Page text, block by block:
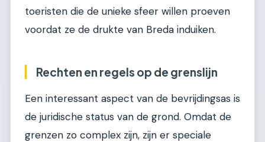
toeristen die de unieke sfeer willen proeven
voordat ze de drukte van Breda induiken.
Rechten en regels op de grenslijn
Een interessant aspect van de bevrijdingsas is
de juridische status van de grond. Omdat de
grenzen zo complex zijn, zijn er speciale